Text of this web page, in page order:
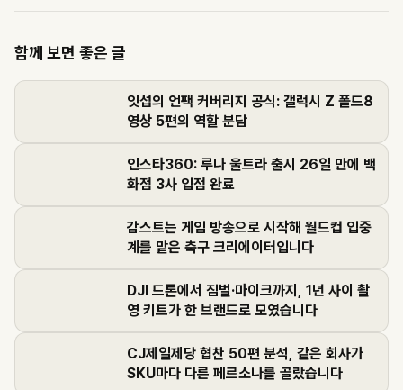
함께 보면 좋은 글
잇섭의 언팩 커버리지 공식: 갤럭시 Z 폴드8
영상 5편의 역할 분담
인스타360: 루나 울트라 출시 26일 만에 백
화점 3사 입점 완료
감스트는 게임 방송으로 시작해 월드컵 입중
계를 맡은 축구 크리에이터입니다
DJI 드론에서 짐벌·마이크까지, 1년 사이 촬
영 키트가 한 브랜드로 모였습니다
CJ제일제당 협찬 50편 분석, 같은 회사가
SKU마다 다른 페르소나를 골랐습니다